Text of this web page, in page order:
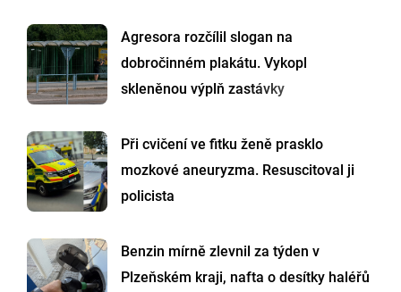
Agresora rozčílil slogan na
dobročinném plakátu. Vykopl
skleněnou výplň zastávky
Při cvičení ve fitku ženě prasklo
mozkové aneuryzma. Resuscitoval ji
policista
Benzin mírně zlevnil za týden v
Plzeňském kraji, nafta o desítky haléřů